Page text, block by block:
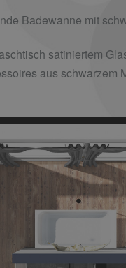
Badewanne mit
satiniertem
aus schwarzem